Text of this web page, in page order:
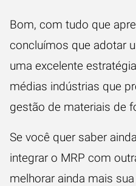
Bom, com tudo que
concluímos que adotar
uma excelente
médias indústrias que
gestão de materiais de
Se você quer saber
integrar o MRP com
melhorar ainda mais